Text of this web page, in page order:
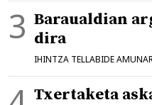
Baraualdian
dira
IHINTZA TELLABIDE
Txertaketa